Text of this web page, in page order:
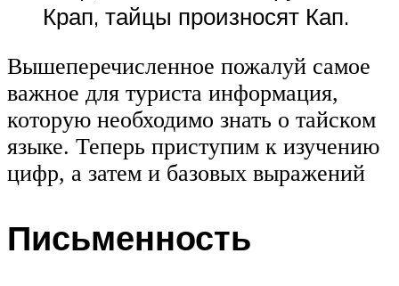
Крап, тайцы произносят Кап.
Вышеперечисленное пожалуй самое
важное для туриста информация,
которую необходимо знать о тайском
языке. Теперь приступим к изучению
цифр, а затем и базовых выражений
Письменность